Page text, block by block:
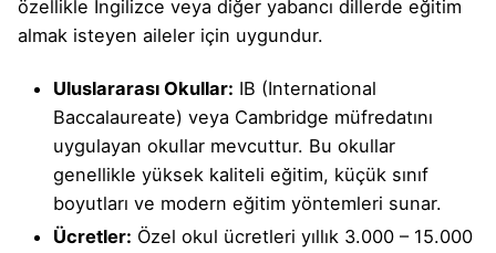
özellikle İngilizce veya diğer yabancı dillerde eğitim
almak isteyen aileler için uygundur.
Uluslararası Okullar: IB (International
Baccalaureate) veya Cambridge müfredatını
uygulayan okullar mevcuttur. Bu okullar
genellikle yüksek kaliteli eğitim, küçük sınıf
boyutları ve modern eğitim yöntemleri sunar.
Ücretler: Özel okul ücretleri yıllık 3.000 – 15.000